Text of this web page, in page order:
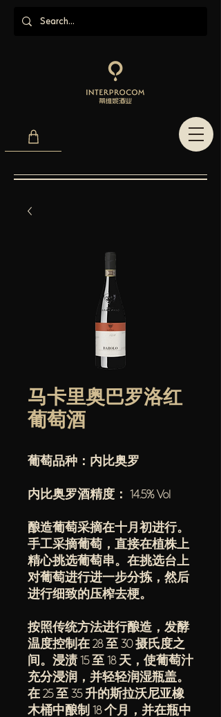
马卡里奥巴罗洛红
葡萄酒
葡萄品种：内比奥罗
内比奥罗酒精度： 14.5% Vol
酿造葡萄采摘在十月初进行。
手工采摘葡萄，直接在植株上
精心挑选葡萄串。在挑选台上
对葡萄进行进一步分拣，然后
进行细致的压榨去梗。
按照传统方法进行酿造，发酵
温度控制在 28 至 30 摄氏度之
间。浸渍 15 至 18 天，使葡萄汁
充分浸润，并轻轻润湿瓶盖。
在 25 至 35 升的斯拉沃尼亚橡
木桶中酿制 18 个月，并在瓶中